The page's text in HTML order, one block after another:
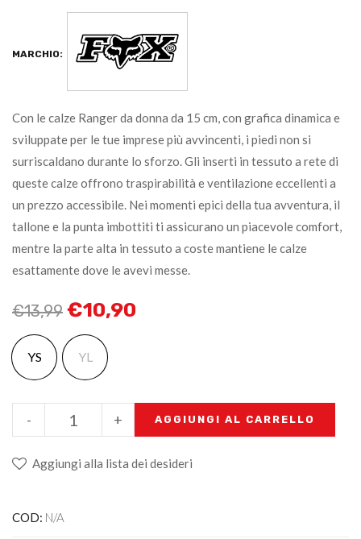
MARCHIO:
Con le calze Ranger da donna da 15 cm, con grafica dinamica e
sviluppate per le tue imprese più avvincenti, i piedi non si
surriscaldano durante lo sforzo. Gli inserti in tessuto a rete di
queste calze offrono traspirabilità e ventilazione eccellenti a
un prezzo accessibile. Nei momenti epici della tua avventura, il
tallone e la punta imbottiti ti assicurano un piacevole comfort,
mentre la parte alta in tessuto a coste mantiene le calze
esattamente dove le avevi messe.
€13,99 €10,90
YS YL
+
- AGGIUNGI AL CARRELLO
Aggiungi alla lista dei desideri
COD: N/A